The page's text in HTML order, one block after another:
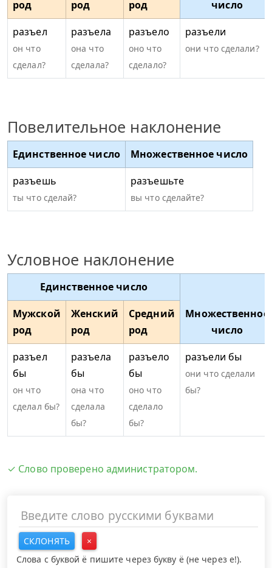
число
род
род
род
разъел
он что
сделал?
разъела
она что
сделала?
разъело
оно что
сделало?
разъели
они что сделали?
Повелительное наклонение
Единственное число
Множественное число
разъешь
ты что сделай?
разъешьте
вы что сделайте?
Условное наклонение
Единственное число
Множественное
число
Мужской
род
Женский
род
Средний
род
разъел
бы
он что
сделал бы?
разъела
бы
она что
сделала
бы?
разъело
бы
оно что
сделало
бы?
разъели бы
они что сделали
бы?
✓ Слово проверено администратором.
СКЛОНЯТЬ
×
Слова с буквой ё пишите через букву ё (не через е!).